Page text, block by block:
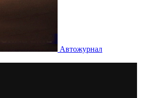
Автожурнал